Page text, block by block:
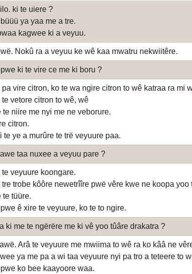
ki te uiere ?
ya yaa me a tre.
kagwee ki a veyuu.
Nokû ra a veyuu ke wê kaa mwatru nekwiitêre.
ki te vire ce me ki boru ?
pa vire citron, ko te wa ngire citron to wê katraa ra mi
te vetore citron to wê, wê
te niire me nyi me ne veborure.
citron.
te ye a murûre te trë veyuure paa.
taa nuxee a veyuu pare ?
te veyuure koongare.
tre trobe kôôre newetrîîre pwë vêre kwe ne koopa
te tüüre.
ê xire te veyuure, ko te to ngire.
ki me te ngërëre me ki vê yoo tûâre drakatra ?
Arâ te veyuure me mwiima to wê ra ko kââ ne
ya me pa a wi taa veyuure nyi pa tro a teteere to
ko bee kaayoore waa.